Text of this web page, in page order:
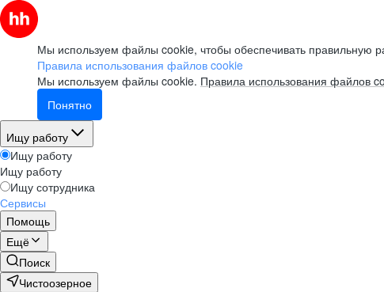
Мы используем файлы cookie, чтобы обеспечивать правильную
Правила использования файлов cookie
Мы используем файлы cookie. Правила использования файлов
Понятно
Ищу работу
Ищу работу
Ищу работу
Ищу сотрудника
Сервисы
Помощь
Ещё
Поиск
Чистоозерное